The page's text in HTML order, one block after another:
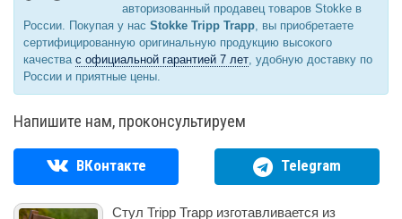
авторизованный продавец товаров Stokke в
России. Покупая у нас Stokke Tripp Trapp, вы приобретаете
сертифицированную оригинальную продукцию высокого
качества с официальной гарантией 7 лет, удобную доставку по
России и приятные цены.
Напишите нам, проконсультируем
ВКонтакте Telegram
Стул Tripp Trapp изготавливается из